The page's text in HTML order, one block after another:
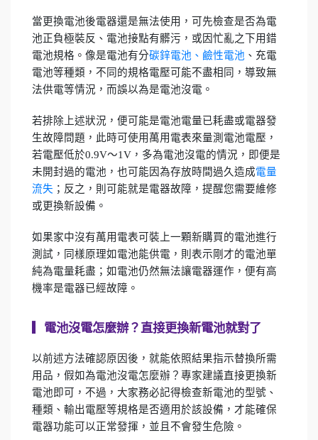
當更換電池後電器還是無法使用，可先檢查是否為電
池正負極裝反、電池接點有髒污，或因忙亂之下用錯
電池規格。像是電池有分碳鋅電池、鹼性電池 、充電
電池等種類，不同的規格電壓可能不盡相同，導致無
法供電等情況，而誤以為是電池沒電。
若排除上述狀況，便可能是電池電量已耗盡或電器發
生故障問題，此時可使用萬用電表來量測電池電壓，
若電壓低於0.9V～1V，多為電池沒電的情況，即便是
未開封過的電池，也可能因為存放時間過久造成電量
流失 ；反之，則可能就是電器故障，提醒您需要維修
或更換新設備。
如果家中沒有萬用電表可裝上一顆新購買的電池進行
測試，同樣原理如電池能供電，則表示剛才的電池單
純為電量耗盡；如電池仍然無法讓電器運作，便有高
機率是電器已經故障。
電池沒電怎麼辦？直接更換新電池就對了
以前述方法確認原因後，就能依照結果指示替換所需
用品，假如為電池沒電怎麼辦？專家建議直接更換新
電池即可，不過，大家務必記得檢查新電池的型號、
種類、輸出電壓等規格是否適用於該設備，才能確保
電器功能可以正常發揮，並且不會發生危險。